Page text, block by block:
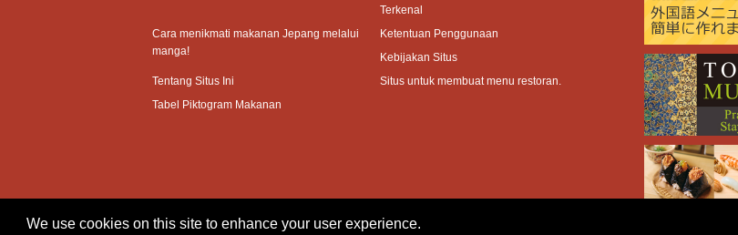
We use cookies on this site to enhance your user experience.
Terkenal
Cara menikmati makanan Jepang melalui
manga!
Ketentuan Penggunaan
Kebijakan Situs
Tentang Situs Ini
Situs untuk membuat menu restoran.
Tabel Piktogram Makanan